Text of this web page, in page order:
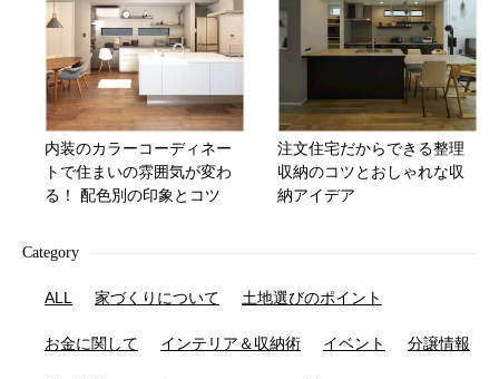
内装のカラーコーディネー
トで住まいの雰囲気が変わ
る！ 配色別の印象とコツ
注文住宅だからできる整理
収納のコツとおしゃれな収
納アイデア
Category
ALL 家づくりについて 土地選びのポイント
お金に関して インテリア＆収納術 イベント 分譲情報